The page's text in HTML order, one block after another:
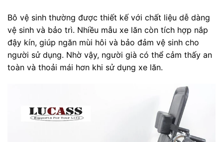
Bô vệ sinh thường được thiết kế với chất liệu dễ dàng
vệ sinh và bảo trì. Nhiều mẫu xe lăn còn tích hợp nắp
đậy kín, giúp ngăn mùi hôi và bảo đảm vệ sinh cho
người sử dụng. Nhờ vậy, người già có thể cảm thấy an
toàn và thoải mái hơn khi sử dụng xe lăn.